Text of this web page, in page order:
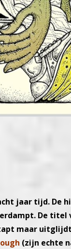
jaar tijd. De
De titel
maar
(zijn echte